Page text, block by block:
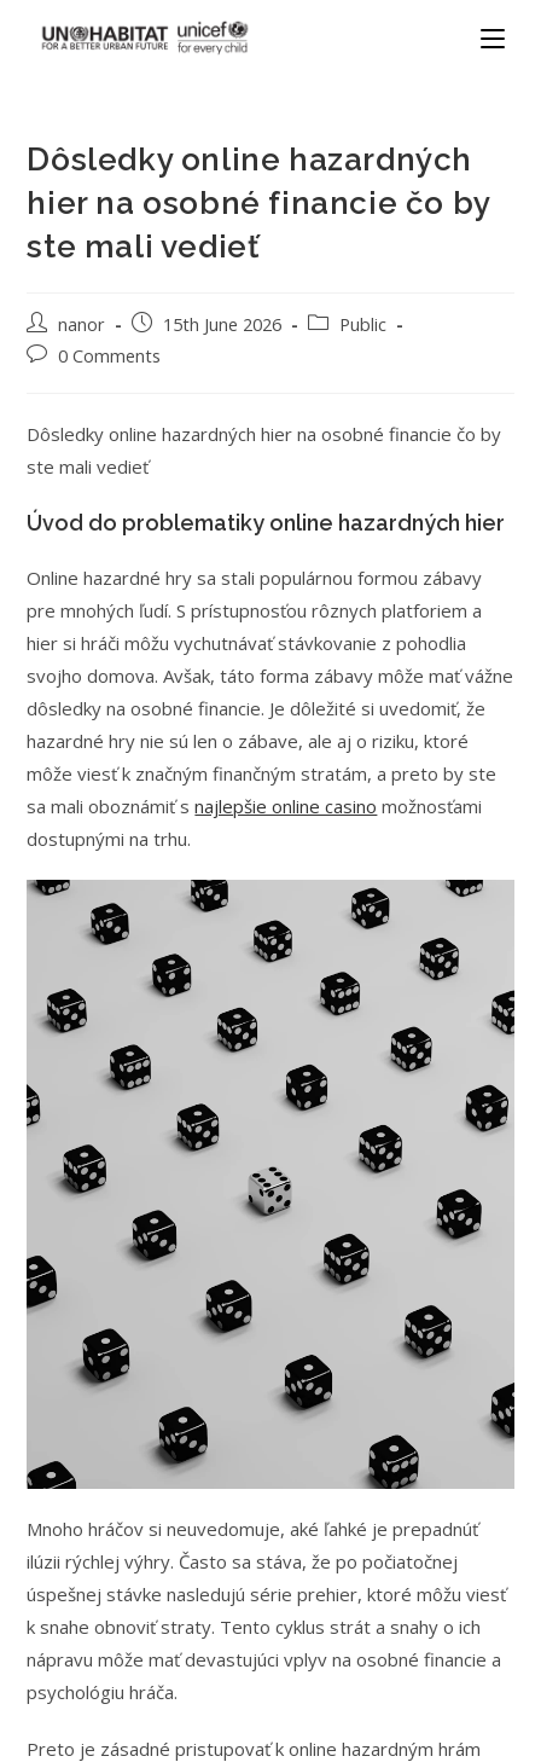
Dôsledky online hazardných
hier na osobné financie čo by
ste mali vedieť
nanor 15th June 2026
Public
0 Comments
Dôsledky online hazardných hier na osobné financie čo by
ste mali vedieť
Úvod do problematiky online hazardných hier
Online hazardné hry sa stali populárnou formou zábavy
pre mnohých ľudí. S prístupnosťou rôznych platforiem a
hier si hráči môžu vychutnávať stávkovanie z pohodlia
svojho domova. Avšak, táto forma zábavy môže mať vážne
dôsledky na osobné financie. Je dôležité si uvedomiť, že
hazardné hry nie sú len o zábave, ale aj o riziku, ktoré
môže viesť k značným finančným stratám, a preto by ste
sa mali oboznámiť snajlepšie online casino možnosťami
dostupnými na trhu.
Mnoho hráčov si neuvedomuje, aké ľahké je prepadnúť
ilúzii rýchlej výhry. Často sa stáva, že po počiatočnej
úspešnej stávke nasledujú série prehier, ktoré môžu viesť
k snahe obnoviť straty. Tento cyklus strát a snahy o ich
nápravu môže mať devastujúci vplyv na osobné financie a
psychológiu hráča.
Preto je zásadné pristupovať k online hazardným hrám